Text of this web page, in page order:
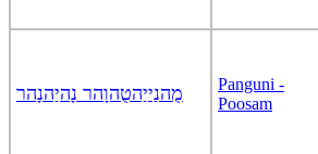
מֻהנַייַהטֻהוָהר נָהיַהנָהר
Panguni -
Poosam